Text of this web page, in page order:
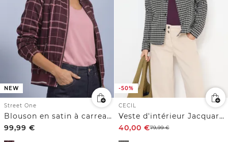
NEW
Street One
Blouson en satin à carreaux
99,99 €
-50%
CECIL
Veste d'intérieur Jacquard Check
40,00 €79,99€